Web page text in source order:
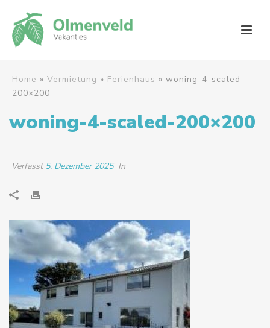
Home » Vermietung » Ferienhaus » woning-4-scaled-
200×200
woning-4-scaled-200×200
Verfasst 5. Dezember 2025 In